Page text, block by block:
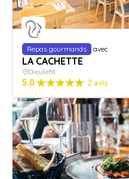
Repas gourmands avec
LA CACHETTE
Dieulefit
5.0 2 avis